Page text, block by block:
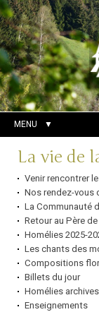
Aller
au
contenu.
|
Aller
à
la
navigation
Outils
personnels
Chercher par
Recherche
avancée…
MENU
La vie de
Venir rencontrer
Nos rendez-vous
La Communauté
Retour au Père
Homélies 2025-
Les chants des
Compositions
Billets du jour
Homélies archives
Enseignements